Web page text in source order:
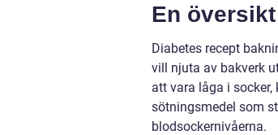
En
Diabetes recept
vill njuta av bakverk
att vara låga i
sötningsmedel som
blodsockernivåerna.